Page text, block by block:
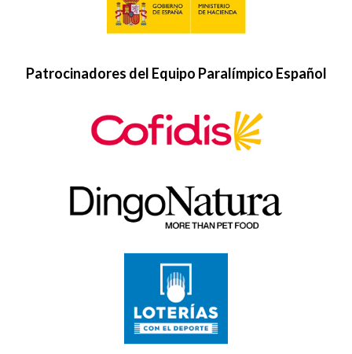
Patrocinadores del Equipo Paralímpico Español